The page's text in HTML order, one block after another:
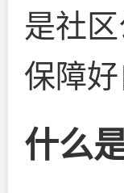
是社
保障
什么